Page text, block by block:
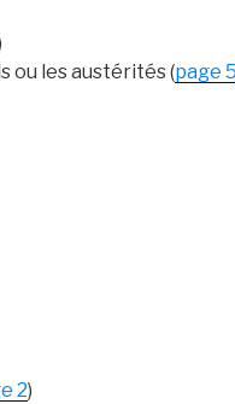
ou les austérités (page 5
2)